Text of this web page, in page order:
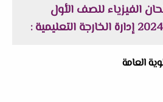
الفيزياء للصف الأول
:
العامة